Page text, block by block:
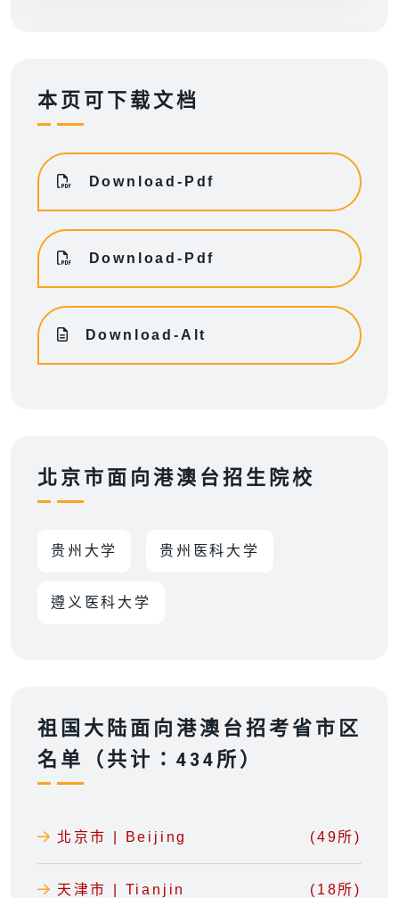
本页可下载文档
Download-Pdf
Download-Pdf
Download-Alt
北京市面向港澳台招生院校
贵州大学 贵州医科大学
遵义医科大学
祖国大陆面向港澳台招考省市区
名单（共计：434所）
北京市 | Beijing (49所)
天津市 | Tianjin (18所)